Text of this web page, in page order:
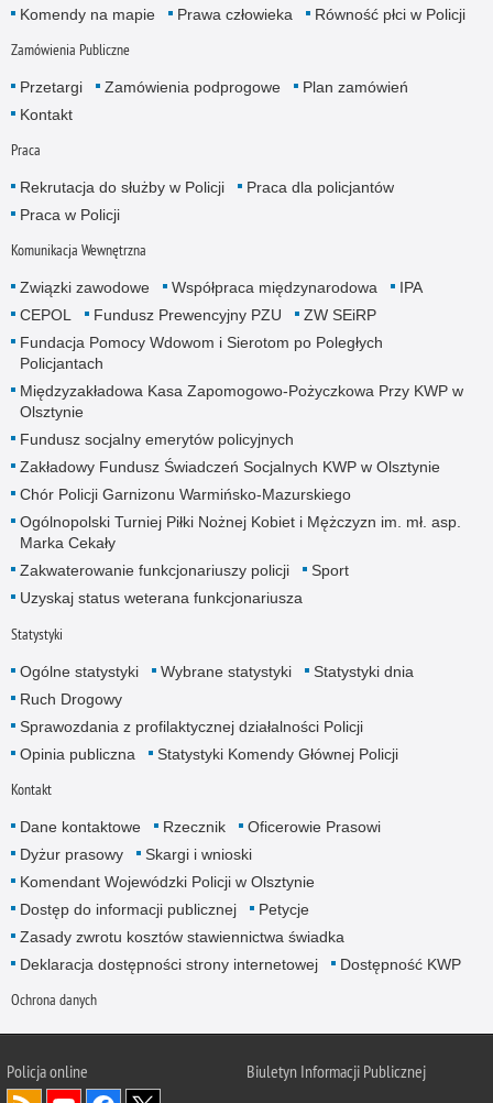
Komendy na mapie
Prawa człowieka Równość płci w Policji
Zamówienia Publiczne
Przetargi Zamówienia podprogowe
Plan zamówień
Kontakt
Praca
Rekrutacja do służby w Policji
Praca dla policjantów
Praca w Policji
Komunikacja Wewnętrzna
Związki zawodowe Współpraca międzynarodowa
IPA
CEPOL
Fundusz Prewencyjny PZU
ZW SEiRP
Fundacja Pomocy Wdowom i Sierotom po Poległych
Policjantach
Międzyzakładowa Kasa Zapomogowo-Pożyczkowa Przy KWP w
Olsztynie
Fundusz socjalny emerytów policyjnych
Zakładowy Fundusz Świadczeń Socjalnych KWP w Olsztynie
Chór Policji Garnizonu Warmińsko-Mazurskiego
Ogólnopolski Turniej Piłki Nożnej Kobiet i Mężczyzn im. mł. asp.
Marka Cekały
Zakwaterowanie funkcjonariuszy policji
Sport
Uzyskaj status weterana funkcjonariusza
Statystyki
Ogólne statystyki Wybrane statystyki
Statystyki dnia
Ruch Drogowy
Sprawozdania z profilaktycznej działalności Policji
Opinia publiczna
Statystyki Komendy Głównej Policji
Kontakt
Dane kontaktowe Rzecznik
Oficerowie Prasowi
Dyżur prasowy
Skargi i wnioski
Komendant Wojewódzki Policji w Olsztynie
Dostęp do informacji publicznej
Petycje
Zasady zwrotu kosztów stawiennictwa świadka
Deklaracja dostępności strony internetowej
Dostępność KWP
Ochrona danych
Policja online
Biuletyn Informacji Publicznej